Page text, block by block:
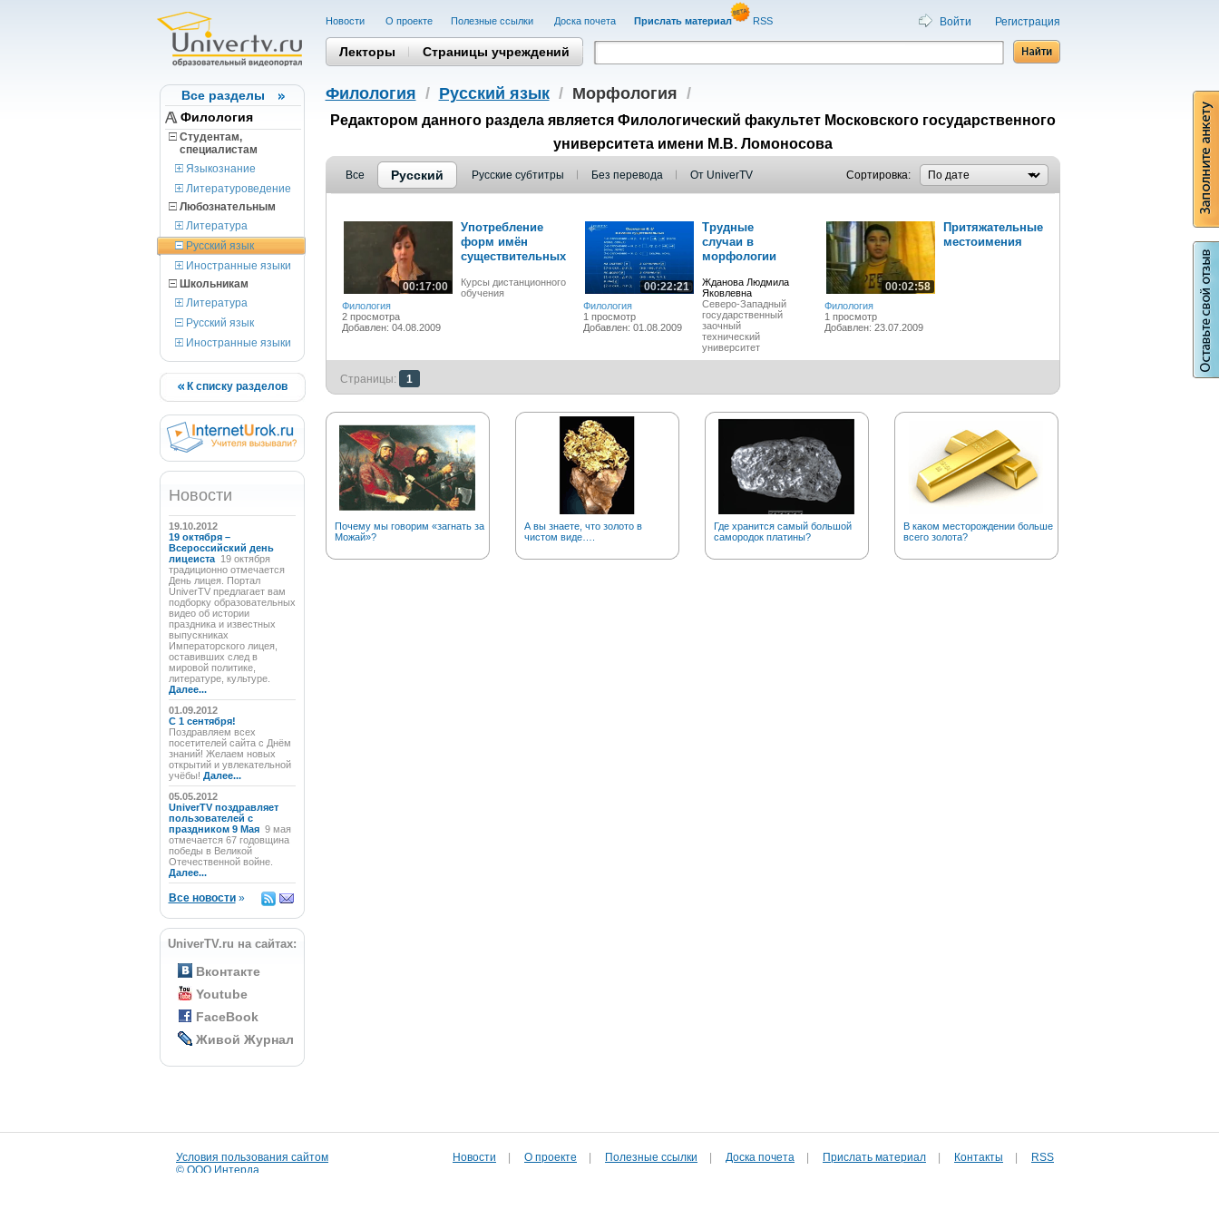
Все разделы
Филология
Студентам,
cпециалистам
Языкознание
Литературоведение
Любознательным
Литература
Русский язык
Иностранные языки
Школьникам
Литература
Русский язык
Иностранные языки
К списку разделов
Новости
19.10.2012
19 октября –
Всероссийский день
лицеиста 19 октября
традиционно отмечается
День лицея. Портал
UniverTV предлагает вам
подборку образовательных
видео об истории
праздника и известных
выпускниках
Императорского лицея,
оставивших след в
мировой политике,
литературе, культуре.
Далее...
01.09.2012
C 1 сентября!
Поздравляем всех
посетителей сайта с Днём
знаний! Желаем новых
открытий и увлекательной
учёбы! Далее...
05.05.2012
UniverTV поздравляет
пользователей с
праздником 9 Мая 9 мая
отмечается 67 годовщина
победы в Великой
Отечественной войне.
Далее...
Все новости»
UniverTV.ru на сайтах:
Вконтакте
Youtube
FaceBook
Живой Журнал
Новости О проекте Полезные cсылки Доска почета Прислать материал RSS Войти Регистрация
Лекторы Страницы учреждений
Филология / Русский язык/ Морфология /
Редактором данного раздела является Филологический факультет Московского государственного
университета имени М.В. Ломоносова
Все Русский Русские субтитры Без перевода От UniverTV Сортировка:
00:17:00
Филология
2 просмотра
Добавлен: 04.08.2009
Употребление
форм имён
существительных
Курсы дистанционного
обучения
00:22:21
Филология
1 просмотр
Добавлен: 01.08.2009
Трудные
случаи в
морфологии
Жданова Людмила
Яковлевна
Северо-Западный
государственный
заочный
технический
университет
00:02:58
Филология
1 просмотр
Добавлен: 23.07.2009
Притяжательные
местоимения
Страницы: 1
Почему мы говорим «загнать за
Можай»?
А вы знаете, что золото в
чистом виде….
Где хранится самый большой
самородок платины?
В каком месторождении больше
всего золота?
Условия пользования сайтом
© ООО Интерда
Новости О проекте Полезные cсылки Доска почета Прислать материал Контакты RSS